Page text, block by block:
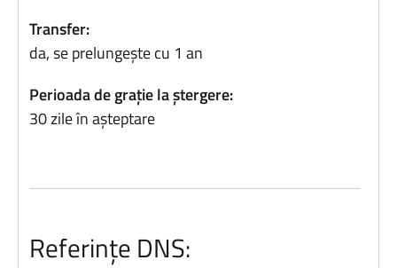
Transfer:
da, se prelungește cu 1 an
Perioada de grație la ștergere:
30 zile în așteptare
Referințe DNS: